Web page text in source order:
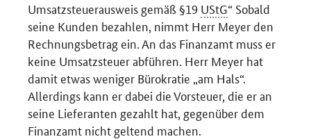
Umsatzsteuerausweis gemäß §19 UStG“ Sobald
seine Kunden bezahlen, nimmt Herr Meyer den
Rechnungsbetrag ein. An das Finanzamt muss er
keine Umsatzsteuer abführen. Herr Meyer hat
damit etwas weniger Bürokratie „am Hals“.
Allerdings kann er dabei die Vorsteuer, die er an
seine Lieferanten gezahlt hat, gegenüber dem
Finanzamt nicht geltend machen.